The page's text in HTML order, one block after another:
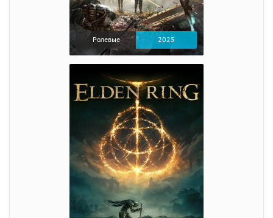
Ролевые 2025